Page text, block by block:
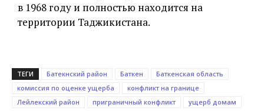
в 1968 году и полностью находится на
территории Таджикистана.
ТЕГИ Батекнский район Баткен
Баткенская область
комиссия по оценке ущерба
конфликт на границе
Лейлекский район
приграничный конфликт ущерб домам